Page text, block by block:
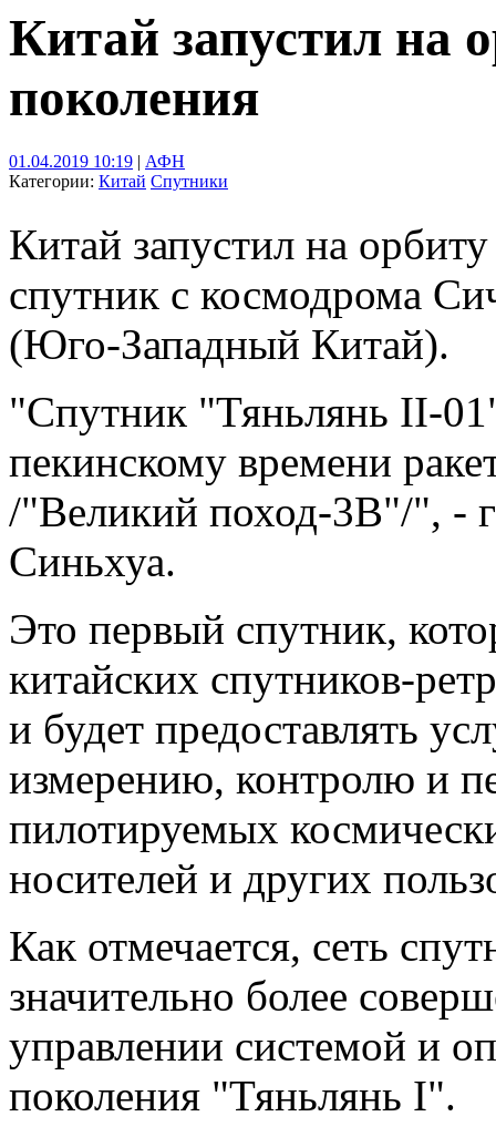
Китай запустил на
поколения
01.04.2019 10:19 | АФН
Категории: Китай Спутники
Китай запустил на
спутник с космодрома
(Юго-Западный Китай).
"Спутник "Тяньлянь II-
пекинскому времени
/"Великий поход-3В"/", -
Синьхуа.
Это первый спутник,
китайских спутников-
и будет предоставлять
измерению, контролю и
пилотируемых
носителей и других
Как отмечается, сеть
значительно более
управлении системой и
поколения "Тяньлянь I".